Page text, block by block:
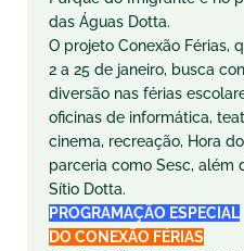
das Águas Dotta.
O projeto Conexão Férias,
2 a 25 de janeiro, busca
diversão nas férias
oficinas de informática,
cinema, recreação, Hora
parceria como Sesc, além
Sítio Dotta.
PROGRAMAÇÃO ESPECIAL
DO CONEXÃO FÉRIAS